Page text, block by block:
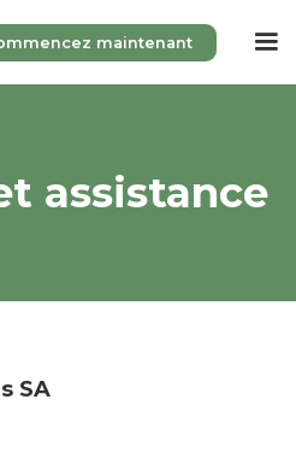
maintenant
assistance
SA